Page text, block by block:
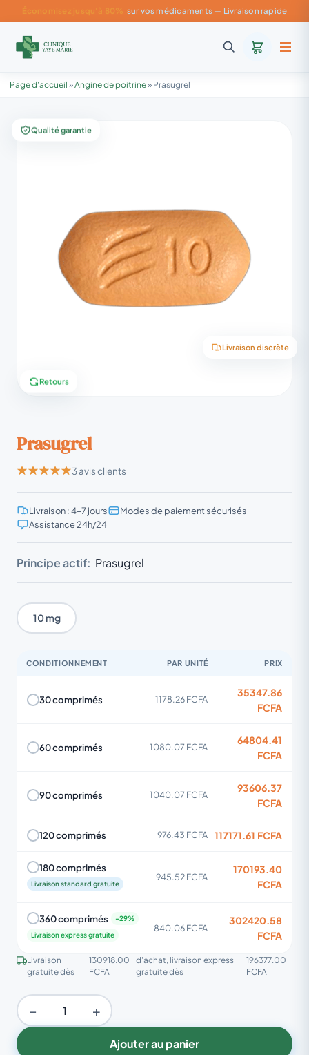
Économisez jusqu'à 80% sur vos médicaments — Livraison rapide
Page d'accueil »Angine de poitrine» Prasugrel
Qualité garantie
Livraison discrète
Retours
Prasugrel
3 avis clients
Livraison : 4–7 jours
Modes de paiement sécurisés
Assistance 24h/24
Principe actif: Prasugrel
10 mg
CONDITIONNEMENT PAR UNITÉ PRIX
30 comprimés 1178.26 FCFA
35347.86
FCFA
60 comprimés 1080.07 FCFA
64804.41
FCFA
90 comprimés 1040.07 FCFA
93606.37
FCFA
120 comprimés 976.43 FCFA 117171.61 FCFA
180 comprimés
Livraison standard gratuite
945.52 FCFA
170193.40
FCFA
360 comprimés
Livraison express gratuite
840.06 FCFA
302420.58
FCFA
Livraison
gratuite dès
130918.00
FCFA
d'achat, livraison express
gratuite dès
196377.00
FCFA
− +
Ajouter au panier